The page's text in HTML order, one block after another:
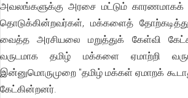
அவலங்களுக்கு அரசை மட்டும் காரணமாகக்
தொடுக்கின்றவர்கள், மக்களைத் தோற்கடித்து,
வைத்த அரசியலை மறுத்துக் கேள்வி
வருடமாக தமிழ் மக்களை ஏமாற்றி
இன்னுமொருமுறை "தமிழ் மக்கள் ஏமாறக்
கேட்கின்றனர்.